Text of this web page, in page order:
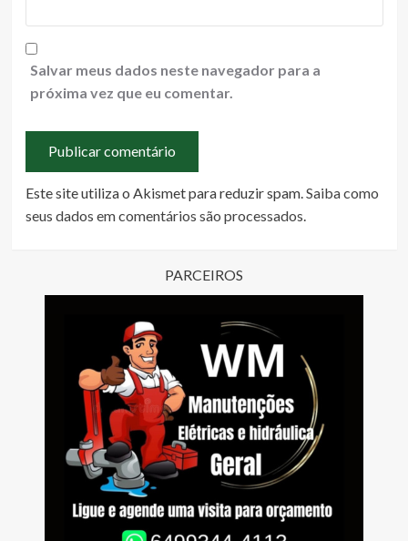
Salvar meus dados neste navegador para a
próxima vez que eu comentar.
Este site utiliza o Akismet para reduzir spam.Saiba como
seus dados em comentários são processados.
PARCEIROS